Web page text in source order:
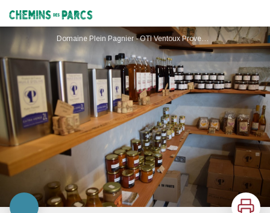
Chemins des Parcs
Domaine Plein Pagnier - OTI Ventoux Provence ©C.LEROI
Imprimer